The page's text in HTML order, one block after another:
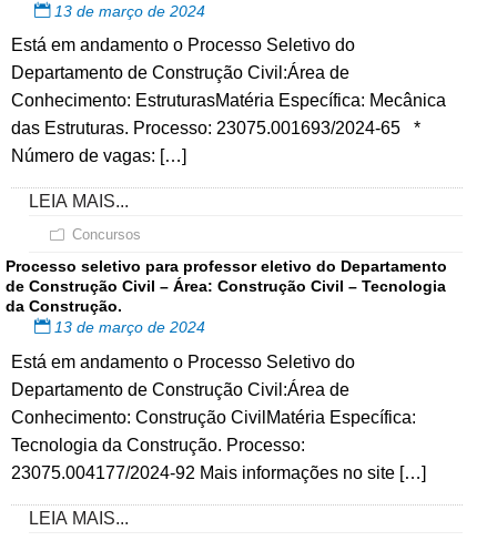
13 de março de 2024
Está em andamento o Processo Seletivo do
Departamento de Construção Civil:Área de
Conhecimento: EstruturasMatéria Específica: Mecânica
das Estruturas. Processo: 23075.001693/2024-65 *
Número de vagas: […]
LEIA MAIS...
Concursos
Processo seletivo para professor eletivo do Departamento
de Construção Civil – Área: Construção Civil – Tecnologia
da Construção.
13 de março de 2024
Está em andamento o Processo Seletivo do
Departamento de Construção Civil:Área de
Conhecimento: Construção CivilMatéria Específica:
Tecnologia da Construção. Processo:
23075.004177/2024-92 Mais informações no site […]
LEIA MAIS...